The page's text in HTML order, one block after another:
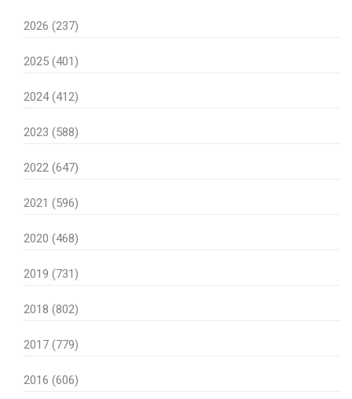
2026 (237)
2025 (401)
2024 (412)
2023 (588)
2022 (647)
2021 (596)
2020 (468)
2019 (731)
2018 (802)
2017 (779)
2016 (606)